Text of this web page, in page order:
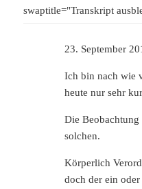
swaptitle="Transkript
23. September
Ich bin nach wie
heute nur sehr
Die Beobachtung
solchen.
Körperlich
doch der ein oder